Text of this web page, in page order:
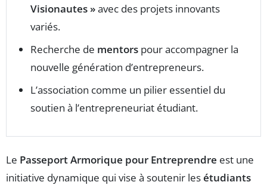
Visionautes »avec des projets innovants
variés.
Recherche de mentors pour accompagner la
nouvelle génération d’entrepreneurs.
L’association comme un pilier essentiel du
soutien à l’entrepreneuriat étudiant.
Le Passeport Armorique pour Entreprendre est une
initiative dynamique qui vise à soutenir lesétudiants